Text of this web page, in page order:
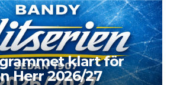
klart för
Herr 2026/27